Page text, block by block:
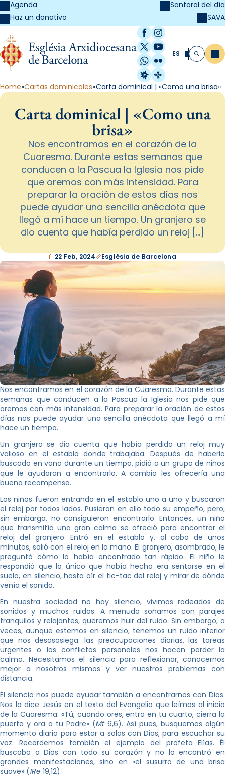
Agenda
Haz un donativo
Santoral del día
SAVA
Facebook
Instagram
X / Twitter
YouTube
WhatsApp
Flickr
Radio Estel
Catalunya
ES Buscar
Home Cartas dominicales Carta dominical | «Como una brisa»
Carta dominical | «Como una
brisa»
Nos encontramos en el corazón de la
Cuaresma. Durante estas semanas que
conducen a la Pascua la Iglesia nos pide
que oremos con más intensidad. Para
preparar la oración de estos días nos
puede ayudar una sencilla anécdota que
llegó a mí hace un tiempo. Un granjero se
dio cuenta que había perdido un reloj […]
22 Feb, 2024 Església de Barcelona
Nos encontramos en el corazón de la Cuaresma. Durante estas
semanas que conducen a la Pascua la Iglesia nos pide que
oremos con más intensidad. Para preparar la oración de estos
días nos puede ayudar una sencilla anécdota que llegó a mí
hace un tiempo.
Un granjero se dio cuenta que había perdido un reloj muy
valioso en el establo donde trabajaba. Después de haberlo
buscado en vano durante un tiempo, pidió a un grupo de niños
que le ayudaran a encontrarlo. A cambio les ofrecería una
buena recompensa.
Los niños fueron entrando en el establo uno a uno y buscaron
el reloj por todos lados. Pusieron en ello todo su empeño, pero,
sin embargo, no consiguieron encontrarlo. Entonces, un niño
que transmitía una gran calma se ofreció para encontrar el
reloj del granjero. Entró en el establo y, al cabo de unos
minutos, salió con el reloj en la mano. El granjero, asombrado, le
preguntó cómo lo había encontrado tan rápido. El niño le
respondió que lo único que había hecho era sentarse en el
suelo, en silencio, hasta oír el tic-tac del reloj y mirar de dónde
venía el sonido.
En nuestra sociedad no hay silencio, vivimos rodeados de
sonidos y muchos ruidos. A menudo soñamos con parajes
tranquilos y relajantes, queremos huir del ruido. Sin embargo, a
veces, aunque estemos en silencio, tenemos un ruido interior
que nos desasosiega: las preocupaciones diarias, las tareas
urgentes o los conflictos personales nos hacen perder la
calma. Necesitamos el silencio para reflexionar, conocernos
mejor a nosotros mismos y ver nuestros problemas con
distancia.
El silencio nos puede ayudar también a encontrarnos con Dios.
Nos lo dice Jesús en el texto del Evangelio que leímos al inicio
de la Cuaresma: «Tú, cuando ores, entra en tu cuarto, cierra la
puerta y ora a tu Padre» (Mt6,6). Así pues, busquemos algún
momento diario para estar a solas con Dios, para escuchar su
voz. Recordemos también el ejemplo del profeta Elías. Él
buscaba a Dios con todo su corazón y no lo encontró en
grandes manifestaciones, sino en «el susurro de una brisa
suave» (1Re 19,12).